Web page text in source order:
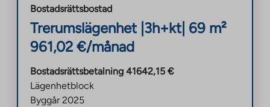
Bostadsrättsbostad
Trerumslägenhet| 3h+kt| 69 m²
961,02 €/månad
Bostadsrättsbetalning 41642,15 €
Lägenhetblock
Byggår 2025